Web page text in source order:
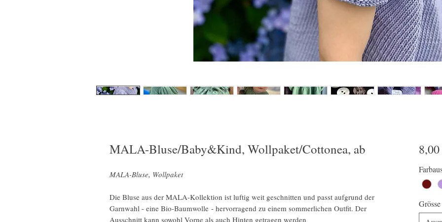
MALA-Bluse/Baby&Kind, Wollpaket/Cottonea, ab
MALA-Bluse, Wollpaket
Die Bluse aus der MALA-Kollektion ist luftig weit geschnitten und passt aufgrund der
Garnwahl - eine Bio-Baumwolle - hervorragend zu einem sommerlichen Outfit. Der
Ausschnitt kann sowohl Vorne als auch Hinten getragen werden
Grösse